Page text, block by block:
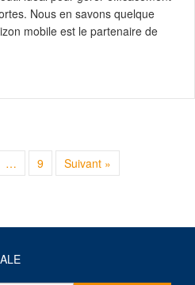
Nous en savons quelque
mobile est le partenaire de
pour vos évènements,
… 9 Suivant »